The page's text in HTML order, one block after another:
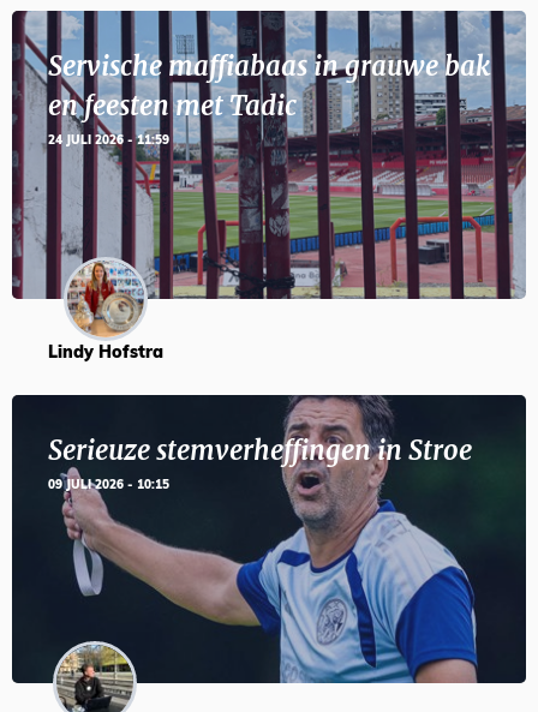
Servische maffiabaas in grauwe bak
en feesten met Tadic
24 JULI 2026 - 11:59
Lindy Hofstra
Serieuze stemverheffingen in Stroe
09 JULI 2026 - 10:15